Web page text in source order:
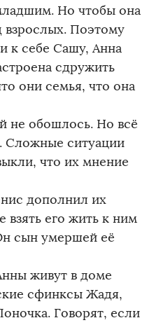
Но чтобы она
взрослых. Поэтому
к себе Сашу, Анна
сдружить
они семья, что она
не обошлось. Но всё
Сложные ситуации
что их мнение
дополнил их
его жить к ним
сын умершей её
живут в доме
сфинксы Жадя,
Говорят, если